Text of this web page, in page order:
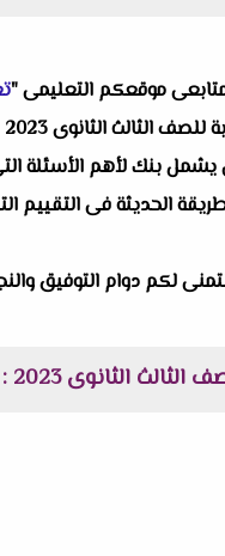
متابعى موقعكم التعليمى "
الثالث الثانوى 2023
يشمل بنك لأهم الأسئلة
فى التقييم التى
لكم دوام التوفيق
الثانوى 2023 :